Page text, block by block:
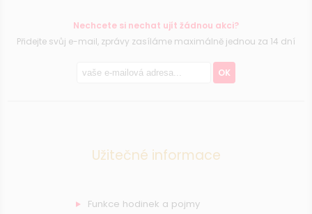
Nechcete si nechat ujít žádnou akci?
Přidejte svůj e-mail, zprávy zasíláme maximálně jednou za 14 dní
OK
Užitečné informace
Funkce hodinek a pojmy